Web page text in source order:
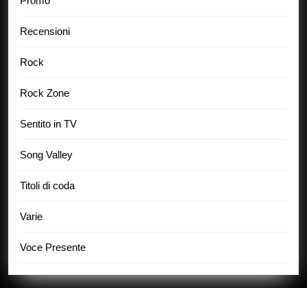
Recensioni
Rock
Rock Zone
Sentito in TV
Song Valley
Titoli di coda
Varie
Voce Presente